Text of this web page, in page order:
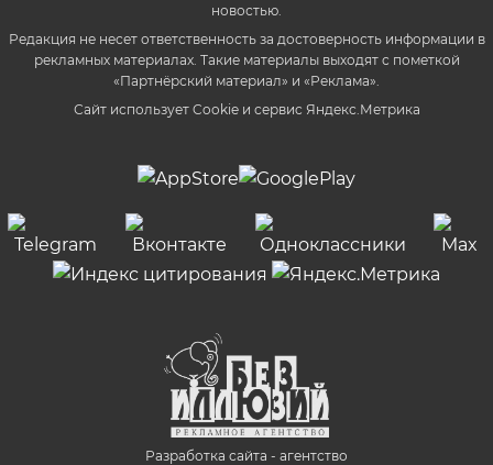
новостью.
Редакция не несет ответственность за достоверность информации в
рекламных материалах. Такие материалы выходят с пометкой
«Партнёрский материал» и «Реклама».
Сайт использует Cookie и сервиc Яндекс.Метрика
Разработка сайта - агентство